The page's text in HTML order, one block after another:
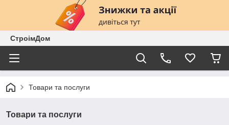
СтроімДом
Товари та послуги
Товари та послуги